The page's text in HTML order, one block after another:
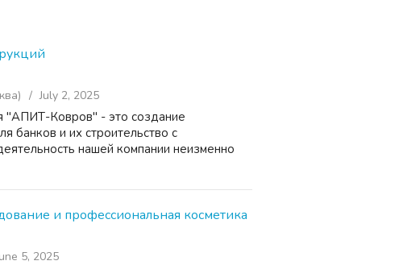
July 2, 2025
"АПИТ-Ковров" - это создание
банков и их строительство с
нашей компании неизменно
и профессиональная косметика
5, 2025